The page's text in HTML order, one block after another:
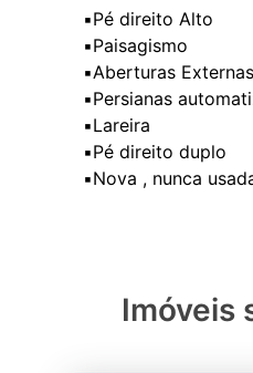
▪️Pé direito Alto
▪️Paisagismo
▪️Aberturas
▪️Persianas
▪️Lareira
▪️Pé direito duplo
Imóveis